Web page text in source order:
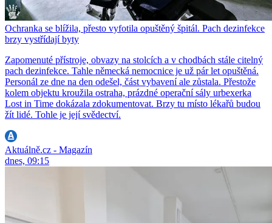
Ochranka se blížila, přesto vyfotila opuštěný špitál. Pach dezinfekce
brzy vystřídají byty
Zapomenuté přístroje, obvazy na stolcích a v chodbách stále citelný
pach dezinfekce. Tahle německá nemocnice je už pár let opuštěná.
Personál ze dne na den odešel, část vybavení ale zůstala. Přestože
kolem objektu kroužila ostraha, prázdné operační sály urbexerka
Lost in Time dokázala zdokumentovat. Brzy tu místo lékařů budou
žít lidé. Tohle je její svědectví.
Aktuálně.cz - Magazín
dnes, 09:15